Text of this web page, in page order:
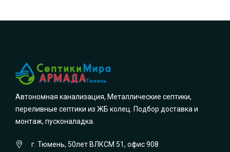
Автономная канализация, Металлические септики,
переливные септики из ЖБ колец. Подбор доставка и
монтаж, пусконаладка.
г. Тюмень, 50лет ВЛКСМ 51, офис 908